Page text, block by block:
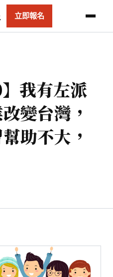
立即報名
】我有左派
變台灣，
助不大，